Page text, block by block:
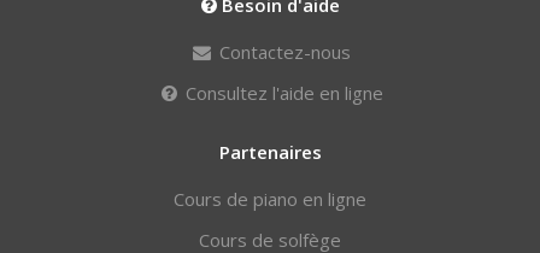
Contactez-nous
Consultez l'aide en ligne
Partenaires
Cours de piano en ligne
Cours de solfège